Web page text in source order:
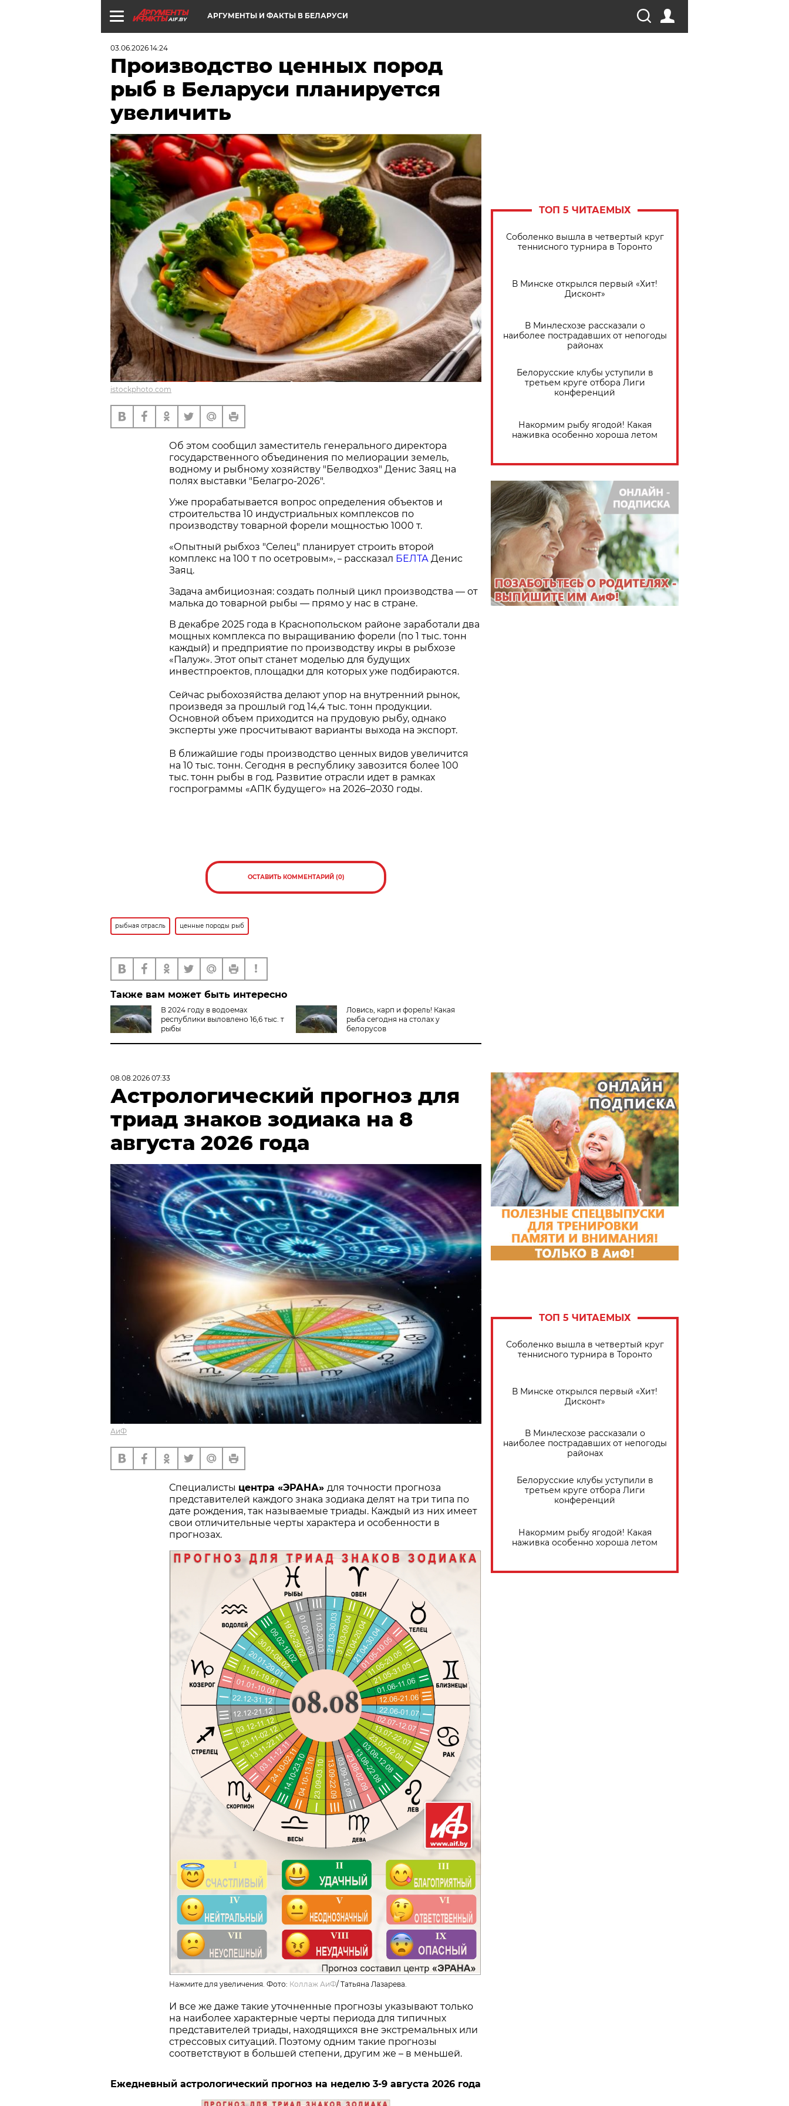
AIF.BY АРГУМЕНТЫ И ФАКТЫ В БЕЛАРУСИ
03.06.2026 14:24
Производство ценных пород
рыб в Беларуси планируется
увеличить
istockphoto.com
Об этом сообщил заместитель генерального директора
государственного объединения по мелиорации земель,
водному и рыбному хозяйству "Белводхоз" Денис Заяц на
полях выставки "Белагро-2026".
Уже прорабатывается вопрос определения объектов и
строительства 10 индустриальных комплексов по
производству товарной форели мощностью 1000 т.
«Опытный рыбхоз "Селец" планирует строить второй
комплекс на 100 т по осетровым», – рассказал БЕЛТА Денис
Заяц.
Задача амбициозная: создать полный цикл производства — от
малька до товарной рыбы — прямо у нас в стране.
В декабре 2025 года в Краснопольском районе заработали два
мощных комплекса по выращиванию форели (по 1 тыс. тонн
каждый) и предприятие по производству икры в рыбхозе
«Палуж». Этот опыт станет моделью для будущих
инвестпроектов, площадки для которых уже подбираются.
Сейчас рыбохозяйства делают упор на внутренний рынок,
произведя за прошлый год 14,4 тыс. тонн продукции.
Основной объем приходится на прудовую рыбу, однако
эксперты уже просчитывают варианты выхода на экспорт.
В ближайшие годы производство ценных видов увеличится
на 10 тыс. тонн. Сегодня в республику завозится более 100
тыс. тонн рыбы в год. Развитие отрасли идет в рамках
госпрограммы «АПК будущего» на 2026–2030 годы.
ОСТАВИТЬ КОММЕНТАРИЙ (0)
рыбная отрасль ценные породы рыб
Также вам может быть интересно
В 2024 году в водоемах
республики выловлено 16,6 тыс. т
рыбы
Ловись, карп и форель! Какая
рыба сегодня на столах у
белорусов
ТОП 5 ЧИТАЕМЫХ
Соболенко вышла в четвертый круг
теннисного турнира в Торонто
В Минске открылся первый «Хит!
Дисконт»
В Минлесхозе рассказали о
наиболее пострадавших от непогоды
районах
Белорусские клубы уступили в
третьем круге отбора Лиги
конференций
Накормим рыбу ягодой! Какая
наживка особенно хороша летом
08.08.2026 07:33
Астрологический прогноз для
триад знаков зодиака на 8
августа 2026 года
АиФ
Специалисты центра «ЭРАНА» для точности прогноза
представителей каждого знака зодиака делят на три типа по
дате рождения, так называемые триады. Каждый из них имеет
свои отличительные черты характера и особенности в
прогнозах.
Нажмите для увеличения. Фото: Коллаж АиФ/ Татьяна Лазарева.
И все же даже такие уточненные прогнозы указывают только
на наиболее характерные черты периода для типичных
представителей триады, находящихся вне экстремальных или
стрессовых ситуаций. Поэтому одним такие прогнозы
соответствуют в большей степени, другим же – в меньшей.
Ежедневный астрологический прогноз на неделю 3-9 августа 2026 года
ТОП 5 ЧИТАЕМЫХ
Соболенко вышла в четвертый круг
теннисного турнира в Торонто
В Минске открылся первый «Хит!
Дисконт»
В Минлесхозе рассказали о
наиболее пострадавших от непогоды
районах
Белорусские клубы уступили в
третьем круге отбора Лиги
конференций
Накормим рыбу ягодой! Какая
наживка особенно хороша летом